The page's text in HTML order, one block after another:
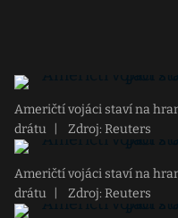
Američtí vojáci staví na
drátu
Zdroj: Reuters
Američtí vojáci staví na
drátu
Zdroj: Reuters